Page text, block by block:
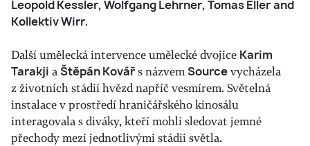
Leopold Kessler,Wolfgang Lehrner,Tomas Ellerand
Kollektiv Wirr.
Další umělecká intervence umělecké dvojice Karim
Tarakji aŠtěpán Kovářs názvemSourcevycházela
z životních stádií hvězd napříč vesmírem. Světelná
instalace v prostředí hraničářského kinosálu
interagovala s diváky, kteří mohli sledovat jemné
přechody mezi jednotlivými stádii světla.